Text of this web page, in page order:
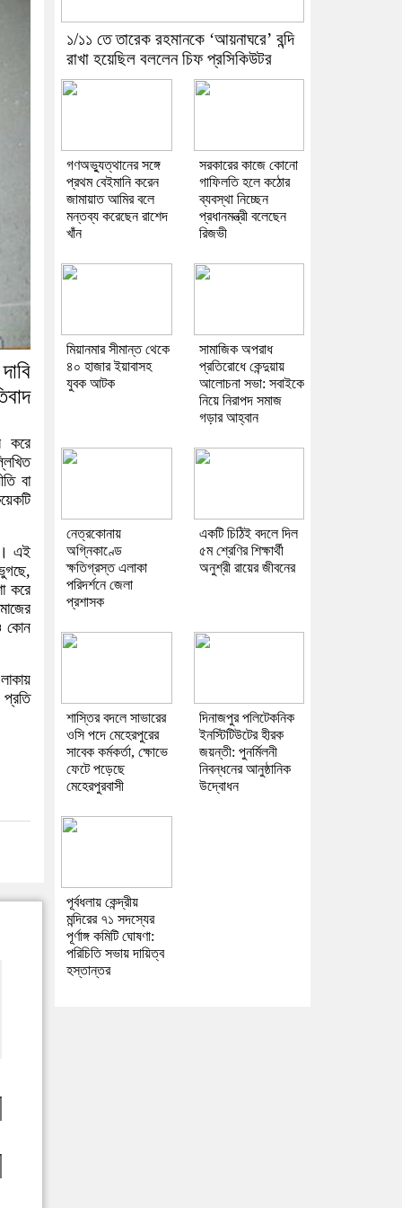
করে
বা
এই
করে
কোন
১/১১ তে তারেক রহমানকে ‘আয়নাঘরে’ বন্দি
রাখা হয়েছিল বললেন চিফ প্রসিকিউটর
গণঅভ্যুত্থানের সঙ্গে
প্রথম বেইমানি করেন
জামায়াত আমির বলে
মন্তব্য করেছেন রাশেদ
খাঁন
সরকারের কাজে কোনো
গাফিলতি হলে কঠোর
ব্যবস্থা নিচ্ছেন
প্রধানমন্ত্রী বলেছেন
রিজভী
মিয়ানমার সীমান্ত থেকে
৪০ হাজার ইয়াবাসহ
যুবক আটক
সামাজিক অপরাধ
প্রতিরোধে কেন্দুয়ায়
আলোচনা সভা: সবাইকে
নিয়ে নিরাপদ সমাজ
গড়ার আহ্বান
নেত্রকোনায়
অগ্নিকাণ্ডে
ক্ষতিগ্রস্ত এলাকা
পরিদর্শনে জেলা
প্রশাসক
একটি চিঠিই বদলে দিল
৫ম শ্রেণির শিক্ষার্থী
অনুশ্রী রায়ের জীবনের
শাস্তির বদলে সাভারের
ওসি পদে মেহেরপুরের
সাবেক কর্মকর্তা, ক্ষোভে
ফেটে পড়েছে
মেহেরপুরবাসী
দিনাজপুর পলিটেকনিক
ইনস্টিটিউটের হীরক
জয়ন্তী: পুনর্মিলনী
নিবন্ধনের আনুষ্ঠানিক
উদ্বোধন
পূর্বধলায় কেন্দ্রীয়
মন্দিরের ৭১ সদস্যের
পূর্ণাঙ্গ কমিটি ঘোষণা:
পরিচিতি সভায় দায়িত্ব
হস্তান্তর